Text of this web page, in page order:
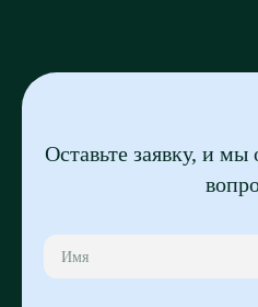
Оставьте заявку, и